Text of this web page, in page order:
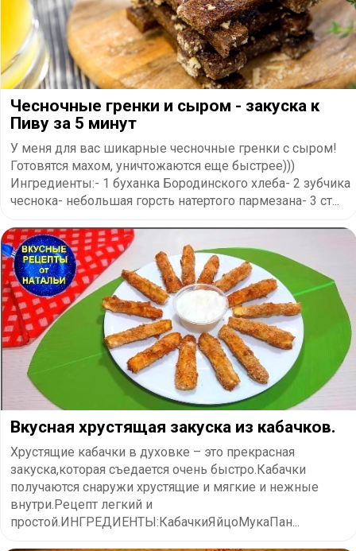
Чесночные гренки и сыром - закуска к
Пиву за 5 минут
У меня для вас шикарные чесночные гренки с сыром!
Готовятся махом, уничтожаются еще быстрее)))
Ингредиенты:- 1 буханка Бородинского хлеба- 2 зубчика
чеснока- небольшая горсть натертого пармезана- 3 ст...
Вкусная хрустящая закуска из кабачков.
Хрустящие кабачки в духовке – это прекрасная
закуска,которая съедается очень быстро.Кабачки
получаются снаружи хрустящие и мягкие и нежные
внутри.Рецепт легкий и
простой.ИНГРЕДИЕНТЫ:КабачкиЯйцоМукаПан...